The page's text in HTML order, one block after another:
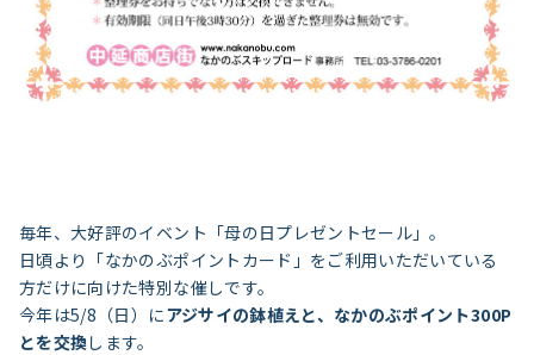
毎年、大好評のイベント「母の日プレゼントセール」。
日頃より「なかのぶポイントカード」をご利用いただいている
方だけに向けた特別な催しです。
今年は5/8（日）にアジサイの鉢植えと、なかのぶポイント300P
とを交換します。